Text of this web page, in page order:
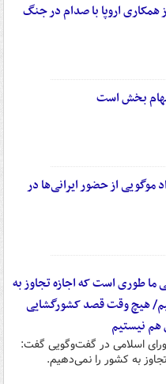
همکاری اروپا با صدام در جنگ
بخش است
موگویی از حضور ایرانی‌ها در
ما طوری است که اجازه تجاوز به
هیچ وقت قصد کشورگشایی
هم نیستیم
اسلامی در گفت‌وگویی گفت:
به کشور را نمی‌دهیم.